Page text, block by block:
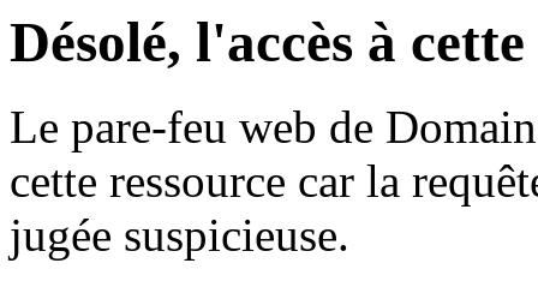
Désolé, l'accès à
Le pare-feu web de
cette ressource car la
jugée suspicieuse.